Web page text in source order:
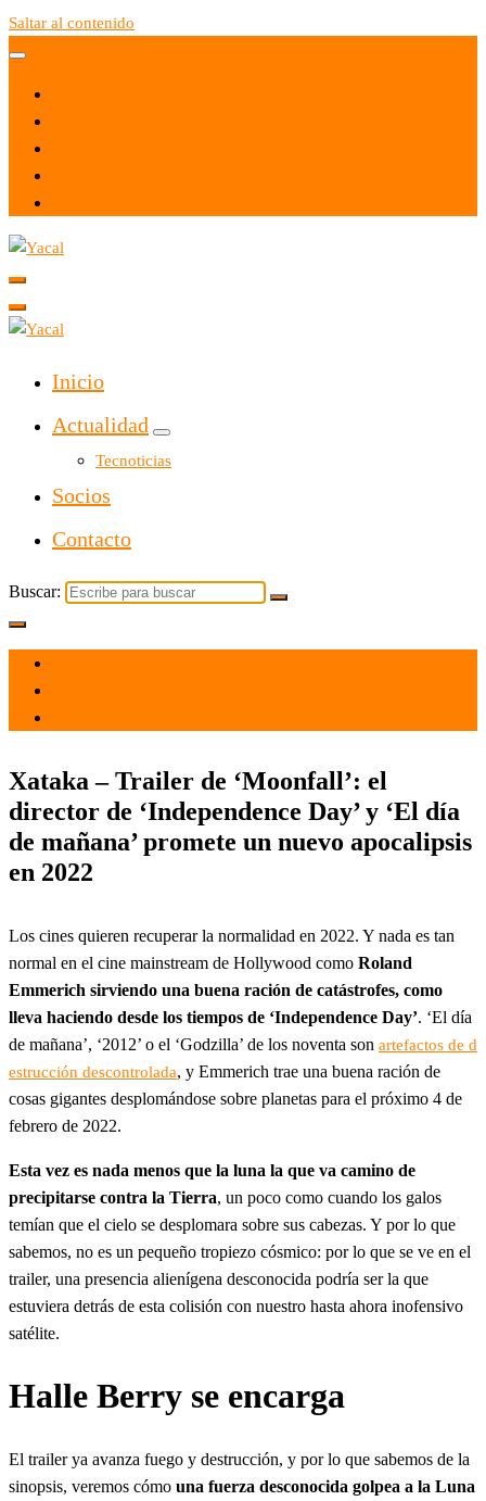
Saltar al contenido
Yacal micro hosting
Inicio
Actualidad
Tecnoticias
Socios
Contacto
Buscar:
Xataka – Trailer de ‘Moonfall’: el
director de ‘Independence Day’ y ‘El día
de mañana’ promete un nuevo apocalipsis
en 2022
Los cines quieren recuperar la normalidad en 2022. Y nada es tan
normal en el cine mainstream de Hollywood como Roland
Emmerich sirviendo una buena ración de catástrofes, como
lleva haciendo desde los tiempos de ‘Independence Day’. ‘El día
de mañana’, ‘2012’ o el ‘Godzilla’ de los noventa son artefactos de d
estrucción descontrolada, y Emmerich trae una buena ración de
cosas gigantes desplomándose sobre planetas para el próximo 4 de
febrero de 2022.
Esta vez es nada menos que la luna la que va camino de
precipitarse contra la Tierra, un poco como cuando los galos
temían que el cielo se desplomara sobre sus cabezas. Y por lo que
sabemos, no es un pequeño tropiezo cósmico: por lo que se ve en el
trailer, una presencia alienígena desconocida podría ser la que
estuviera detrás de esta colisión con nuestro hasta ahora inofensivo
satélite.
Halle Berry se encarga
El trailer ya avanza fuego y destrucción, y por lo que sabemos de la
sinopsis, veremos cómo una fuerza desconocida golpea a la Luna